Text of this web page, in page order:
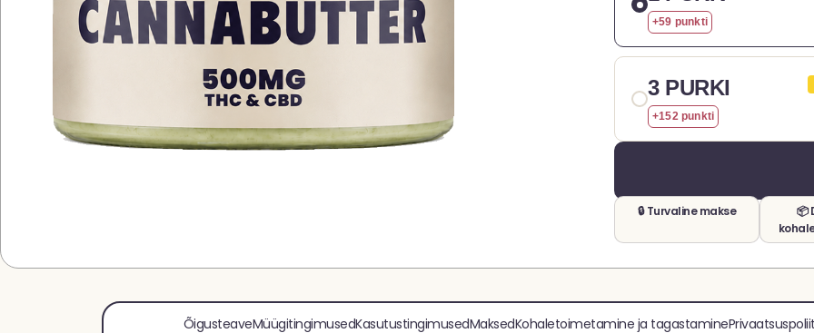
+59 punkti
3 PURKI
+152 punkti
🔒 Turvaline makse
📦
ÕigusteaveMüügitingimusedKasutustingimusedMaksedKohaletoimetamine ja tagastamine